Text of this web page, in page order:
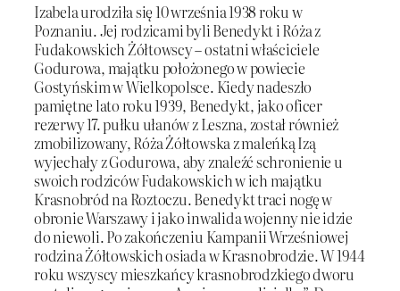
Izabela urodziła się 10 września 1938 roku w
Poznaniu. Jej rodzicami byli Benedykt i Róża z
Fudakowskich Żółtowscy – ostatni właściciele
Godurowa, majątku położonego w powiecie
Gostyńskim w Wielkopolsce. Kiedy nadeszło
pamiętne lato roku 1939, Benedykt, jako oficer
rezerwy 17. pułku ułanów z Leszna, został również
zmobilizowany, Róża Żółtowska z maleńką Izą
wyjechały z Godurowa, aby znaleźć schronienie u
swoich rodziców Fudakowskich w ich majątku
Krasnobród na Roztoczu. Benedykt traci nogę w
obronie Warszawy i jako inwalida wojenny nie idzie
do niewoli. Po zakończeniu Kampanii Wrześniowej
rodzina Żółtowskich osiada w Krasnobrodzie. W 1944
roku wszyscy mieszkańcy krasnobrodzkiego dworu